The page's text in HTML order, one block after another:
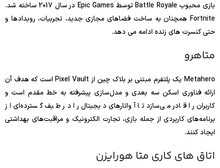
بازی محبوب Battle Royale توسط Epic Games در سال 2017 ساخته شد.
Fortnite همچنان به ساخت فضاهای مجازی جدید، تجربیات، رویدادها و
حتی کنسرت های زنده ادامه می دهد.
متاهرو
Metahero یک پلتفرم مبتنی بر بلاک چین از Pixel Vault است که هدف آن
ارائه فناوری اسکن سه بعدی و مدل‌سازی پیشرفته به خط مقدم است و
کاربران را قادر می‌سازد تا آواتارهای دیجیتال را در طیف گسترده‌ای از
برنامه‌های کاربردی از جمله بازی، تجارت الکترونیک و مراقبت‌های بهداشتی
ایجاد کنند.
اتاق های کاری متا هورایزن